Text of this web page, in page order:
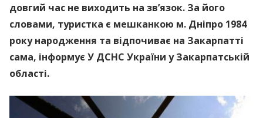
довгий час не виходить на зв’язок. За його
словами, туристка є мешканкою м. Дніпро 1984
року народження та відпочиває на Закарпатті
сама, інформує У ДСНС України у Закарпатській
області.